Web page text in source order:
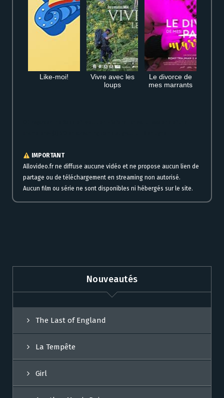
Like-moi!
Vivre avec les
loups
Le divorce de
mes marrants
IMPORTANT
Allovideo.fr ne diffuse aucune vidéo et ne propose aucun lien de
partage ou de téléchargement en streaming non autorisé.
Aucun film ou série ne sont disponibles ni hébergés sur le site.
Nouveautés
The Last of England
La Tempête
Girl